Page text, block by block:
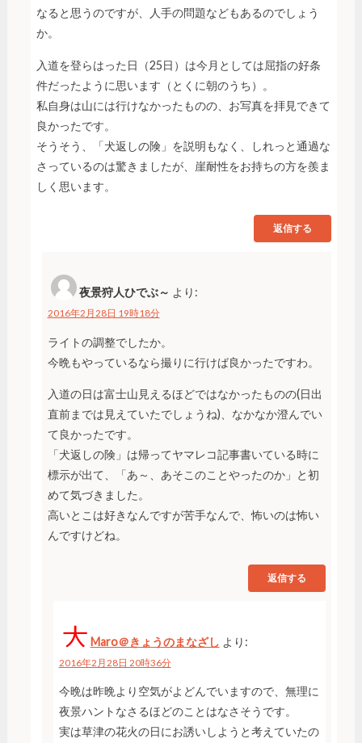
なると思うのですが、人手の問題などもあるのでしょう
か。
入道を登らはった日（25日）は今月としては屈指の好条
件だったように思います（とくに朝のうち）。
私自身は山には行けなかったものの、お写真を拝見できて
良かったです。
そうそう、「犬返しの険」を説明もなく、しれっと通過な
さっているのは驚きましたが、崖耐性をお持ちの方を羨ま
しく思います。
返信する
夜景狩人ひでぶ～ より:
2016年2月28日 19時18分
ライトの調整でしたか。
今晩もやっているなら撮りに行けば良かったですわ。
入道の日は富士山見えるほどではなかったものの(日出
直前までは見えていたでしょうね)、なかなか澄んでい
て良かったです。
「犬返しの険」は帰ってヤマレコ記事書いている時に
標示が出て、「あ～、あそこのことやったのか」と初
めて気づきました。
高いとこは好きなんですが苦手なんで、怖いのは怖い
んですけどね。
返信する
Maro＠きょうのまなざし より:
2016年2月28日 20時36分
今晩は昨晩より空気がよどんでいますので、無理に
夜景ハントなさるほどのことはなさそうです。
実は草津の花火の日にお誘いしようと考えていたの